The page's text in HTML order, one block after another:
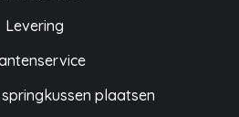
Levering
springkussen plaatsen